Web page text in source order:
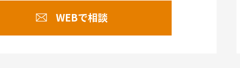
WEBで相談